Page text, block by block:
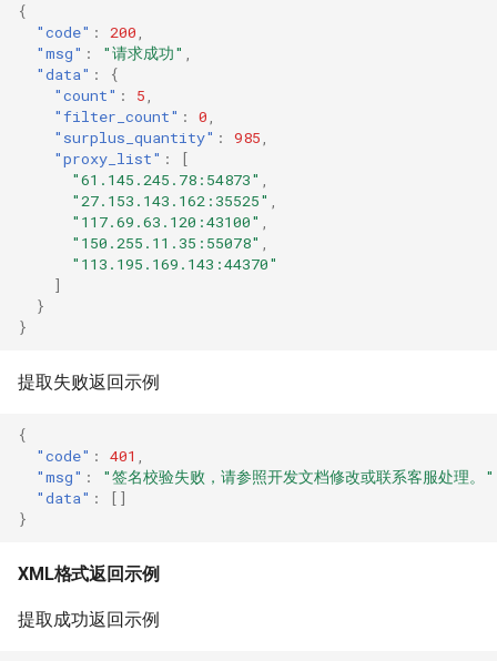
{
"code" : 200,
"msg" : "请求成功" ,
"data" :
{
"count" : 5,
"filter_count" : 0,
"surplus_quantity" : 985,
"proxy_list" :
[
"61.145.245.78:54873" ,
"27.153.143.162:35525" ,
"117.69.63.120:43100" ,
"150.255.11.35:55078" ,
"113.195.169.143:44370"
]
}
}
提取失败返回示例
{
"code" : 401 ,
"msg" : "签名校验失败，请参照开发文档修改或联系客服处理。"
"data" :
[]
}
XML格式返回示例
提取成功返回示例